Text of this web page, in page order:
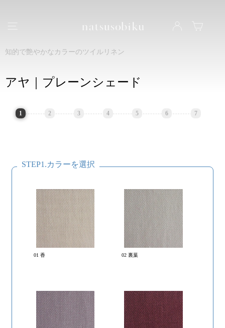
natsusobiku
知的で艶やかなカラーのツイルリネン
アヤ｜プレーンシェード
1 2 3 4 5 6 7
STEP1.カラーを選択
01 香 02 裏葉